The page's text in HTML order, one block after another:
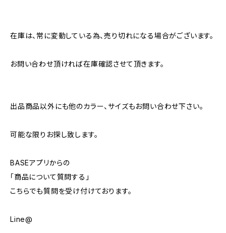
在庫は、常に変動している為、売り切れになる場合がございます。
お問い合わせ頂ければ在庫確認させて頂きます。
出品商品以外にも他のカラー、サイズもお問い合わせ下さい。
可能な限りお探し致します。
BASEアプリからの
「商品について質問する」
こちらでも質問を受け付けております。
Line@